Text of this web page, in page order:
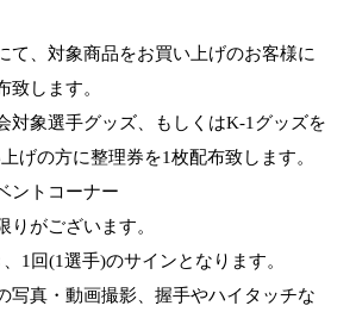
て、対象商品をお買い上げのお客様に
致します。
対象選手グッズ、もしくはK-1グッズを
げの方に整理券を1枚配布致します。
ントコーナー
がございます。
1回(1選手)のサインとなります。
写真・動画撮影、握手やハイタッチな